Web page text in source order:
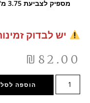
מספיק לצביעת 3.75 מ"ר
יש לבדוק
₪ 82.00
הוספה לסל